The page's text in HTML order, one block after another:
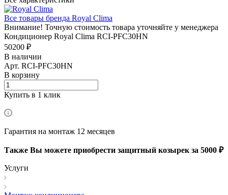
Все товары бренда Royal Clima
Внимание! Точную стоимость товара уточняйте у менеджера
Кондиционер Royal Clima RCI-PFC30HN
50200 ₽
В наличии
Арт. RCI-PFC30HN
В корзину
Купить в 1 клик
Гарантия на монтаж 12 месяцев
Также Вы можете приобрести защитный козырек за 5000 ₽
Услуги